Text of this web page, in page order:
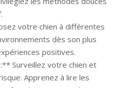
votre chien à différentes
dès son plus
positives.
Surveillez votre chien et
Apprenez à lire les